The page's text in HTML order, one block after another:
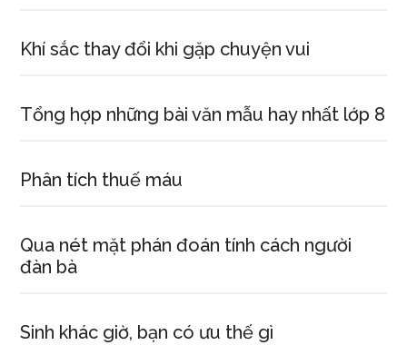
Khí sắc thay đổi khi gặp chuyện vui
Tổng hợp những bài văn mẫu hay nhất lớp 8
Phân tích thuế máu
Qua nét mặt phán đoán tính cách người
đàn bà
Sinh khác giờ, bạn có ưu thế gì